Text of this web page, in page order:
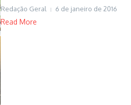
Redação Geral 6 de janeiro de 2016
Read More